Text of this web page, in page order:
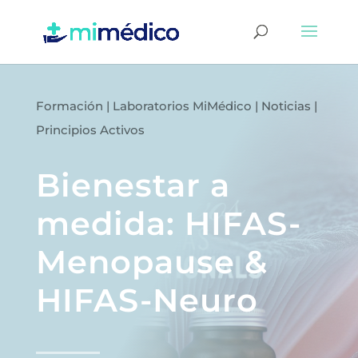
Formación | Laboratorios MiMédico | Noticias |
Principios Activos
Bienestar a
medida: HIFAS-
Menopause &
HIFAS-Neuro